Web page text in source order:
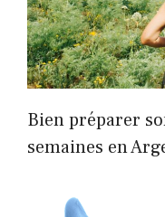
Bien préparer
semaines en